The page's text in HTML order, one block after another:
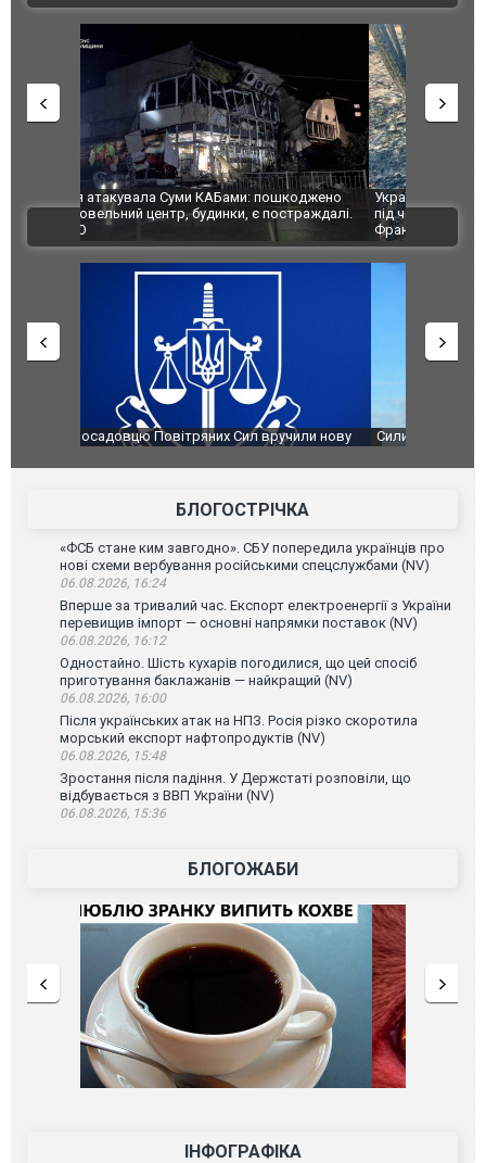
Українські надзвичайники врятували козуленя
під час ліквідації масштабної лісової пожежі у
Франції
СБУ за
Болгарії
ВІДЕО
Сили оборони уразили Ярославський НПЗ:
атаку. ВІДЕО
Неймар
БЛОГОСТРІЧКА
«ФСБ стане ким завгодно». СБУ попередила українців про
нові схеми вербування російськими спецслужбами (NV)
06.08.2026, 16:24
Вперше за тривалий час. Експорт електроенергії з України
перевищив імпорт — основні напрямки поставок (NV)
06.08.2026, 16:12
Одностайно. Шість кухарів погодилися, що цей спосіб
приготування баклажанів — найкращий (NV)
06.08.2026, 16:00
Після українських атак на НПЗ. Росія різко скоротила
морський експорт нафтопродуктів (NV)
06.08.2026, 15:48
Зростання після падіння. У Держстаті розповіли, що
відбувається з ВВП України (NV)
06.08.2026, 15:36
БЛОГОЖАБИ
ІНФОГРАФІКА